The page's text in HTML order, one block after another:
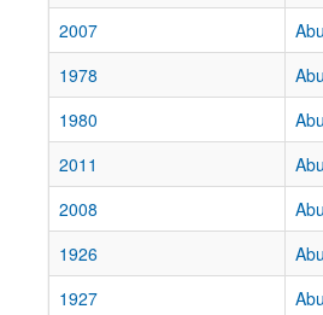
2007
1978
1980
2011
2008
1926
1927